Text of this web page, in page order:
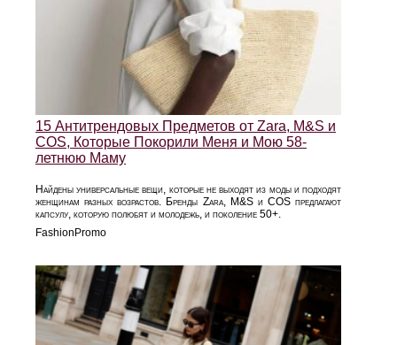
15 Антитрендовых Предметов от Zara, M&S и
COS, Которые Покорили Меня и Мою 58-
летнюю Маму
Найдены универсальные вещи, которые не выходят из моды и подходят
женщинам разных возрастов. Бренды Zara, M&S и COS предлагают
капсулу, которую полюбят и молодежь, и поколение 50+.
FashionPromo